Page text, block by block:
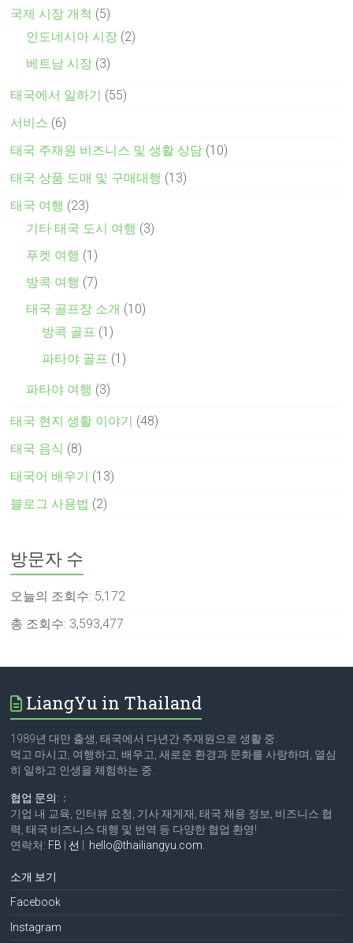
국제 시장 개척 (5)
인도네시아 시장 (2)
베트남 시장 (3)
태국에서 일하기
(55)
서비스 (6)
태국 주재원 비즈니스 및 생활 상담 (10)
태국 상품 도매 및 구매대행 (13)
태국 여행 (23)
기타 태국 도시 여행 (3)
푸켓 여행 (1)
방콕 여행 (7)
태국 골프장 소개 (10)
방콕 골프 (1)
파타야 골프 (1)
파타야 여행 (3)
태국 현지 생활 이야기
(48)
태국 음식 (8)
태국어 배우기
(13)
블로그 사용법 (2)
방문자 수
오늘의 조회수: 5,172
총 조회수: 3,593,477
LiangYu in Thailand
1989년 대만 출생, 태국에서 다년간 주재원으로 생활 중.
먹고 마시고, 여행하고, 배우고, 새로운 환경과 문화를 사랑하며, 열심
히 일하고 인생을 체험하는 중.
협업 문의: ：
기업 내 교육, 인터뷰 요청, 기사 재게재, 태국 채용 정보, 비즈니스 협
력, 태국 비즈니스 대행 및 번역 등 다양한 협업 환영!
연락처: FB 선 hello@thailiangyu.com.
소개 보기
Facebook
Instagram